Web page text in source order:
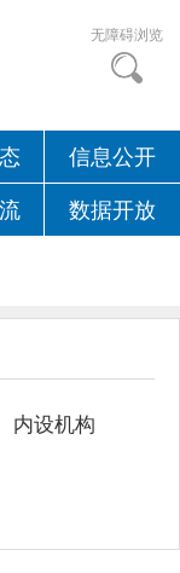
无障碍浏览
信息公开
数据开放
内设机构